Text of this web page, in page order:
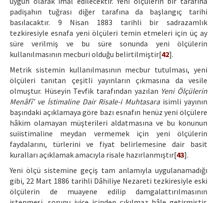
padişahın tuğrası diğer tarafına da başlangıç tarihi
basılacaktır. 9 Nisan 1883 tarihli bir sadrazamlık
tezkiresiyle esnafa yeni ölçüleri temin etmeleri için üç ay
süre verilmiş ve bu süre sonunda yeni ölçülerin
kullanılmasının mecburi olduğu belirtilmiştir[42].
Metrik sistemin kullanılmasının mecbur tutulması, yeni
ölçüleri tanıtan çeşitli yayınların çıkmasına da vesile
olmuştur. Hüseyin Tevfik tarafından yazılan Yeni Ölçülerin
Menâfî’ ve İstimaline Dair Risale-i Muhtasaraisimli yayının
başındaki açıklamaya göre bazı esnafın henüz yeni ölçülere
hâkim olamayan müşterileri aldatmasına ve bu konunun
suiistimaline meydan vermemek için yeni ölçülerin
faydalarını, türlerini ve fiyat belirlemesine dair basit
kuralları açıklamak amacıyla risale hazırlanmıştır[43].
Yeni ölçü sistemine geçiş tam anlamıyla uygulanamadığı
gibi, 22 Mart 1886 tarihli Dâhiliye Nezareti tezkiresiyle eski
ölçülerin de muayene edilip damgalattırılmasının